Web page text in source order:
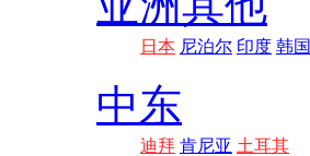
日本 尼泊尔 印度 韩国
中东
迪拜 肯尼亚 土耳其